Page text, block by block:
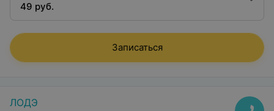
квалификационной категории
49 руб.
Записаться
ЛОДЭ